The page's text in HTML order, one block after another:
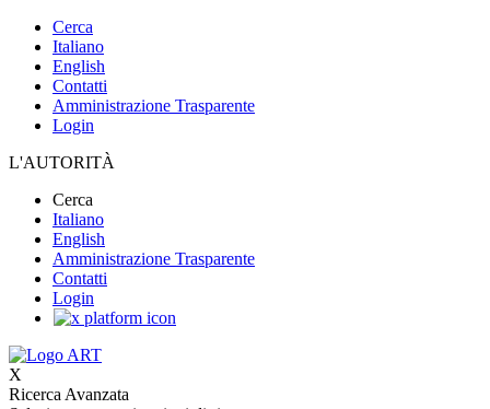
Cerca
Italiano
English
Contatti
Amministrazione Trasparente
Login
L'AUTORITÀ
Cerca
Italiano
English
Amministrazione Trasparente
Contatti
Login
X
Ricerca Avanzata